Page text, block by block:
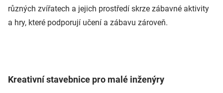
různých zvířatech a jejich prostředí skrze zábavné aktivity
a hry, které podporují učení a zábavu zároveň.
Kreativní stavebnice pro malé inženýry